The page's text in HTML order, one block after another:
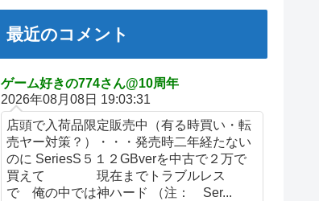
最近のコメント
ゲーム好きの774さん@10周年
2026年08月08日 19:03:31
店頭で入荷品限定販売中（有る時買い・転
売ヤー対策？）・・・発売時二年経たない
のに SeriesS５１２GBverを中古で２万で
買えて 現在までトラブルレス
で 俺の中では神ハード （注： Ser...